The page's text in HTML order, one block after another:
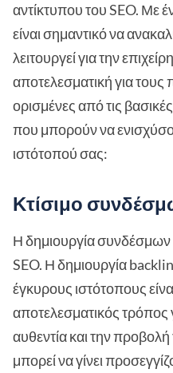
αντίκτυπου του SEO. Με
είναι σημαντικό να
λειτουργεί για την
αποτελεσματική για
ορισμένες από τις
που μπορούν να
ιστότοπού σας:
Κτίσιμο
Η δημιουργία συνδέσμων
SEO. Η δημιουργία
έγκυρους ιστότοπους
αποτελεσματικός τρόπος
αυθεντία και την
μπορεί να γίνει